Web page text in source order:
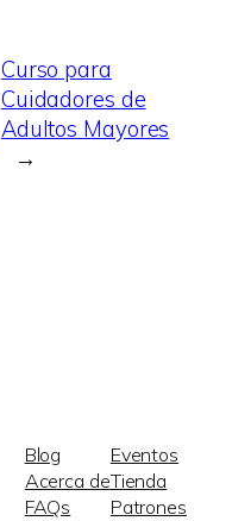
Curso para
Cuidadores de
Adultos Mayores
→
Blog
Acerca de
FAQs
Eventos
Tienda
Patrones